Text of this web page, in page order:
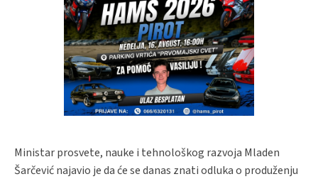
Ministar prosvete, nauke i tehnološkog razvoja Mladen
Šarčević najavio je da će se danas znati odluka o produženju